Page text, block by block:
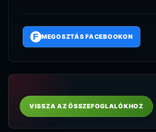
F MEGOSZTÁS FACEBOOKON
VISSZA AZ ÖSSZEFOGLALÓKHOZ